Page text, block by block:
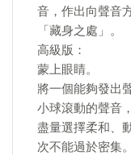
音，作出向聲音
「藏身之處」。
高級版：
蒙上眼睛。
將一個能夠發出
小球滾動的聲音
盡量選擇柔和、
次不能過於密集。